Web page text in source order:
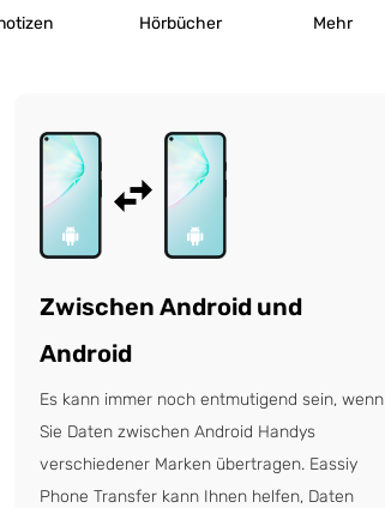
Hörbücher Mehr
Zwischen Android und
Android
Es kann immer noch entmutigend sein, wenn
Sie Daten zwischen Android Handys
verschiedener Marken übertragen. Eassiy
Phone Transfer kann Ihnen helfen, Daten